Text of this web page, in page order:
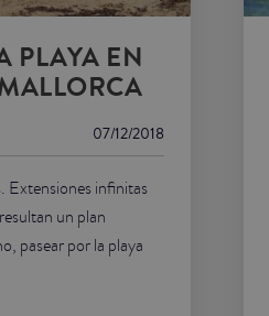
PLAYA EN
07/12/2018
Extensiones infinitas
un plan
pasear por la playa